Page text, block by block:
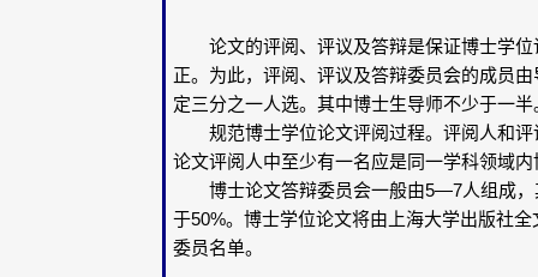
论文的评阅、评议及答辩是保证博士学位
正。为此，评阅、评议及答辩委员会的成员
定三分之一人选。其中博士生导师不少于一半
规范博士学位论文评阅过程。评阅人和评
论文评阅人中至少有一名应是同一学科领域
博士论文答辩委员会一般由5—7人组成，
于50%。博士学位论文将由上海大学出版社
委员名单。